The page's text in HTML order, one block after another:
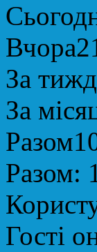
Вчора
За
За
Разом
Разом:
Гості